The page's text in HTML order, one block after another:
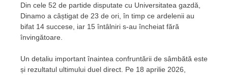
Din cele 52 de partide disputate cu Universitatea gazdă,
Dinamo a câștigat de 23 de ori, în timp ce ardelenii au
bifat 14 succese, iar 15 întâlniri s-au încheiat fără
învingătoare.
Un detaliu important înaintea confruntării de sâmbătă este
și rezultatul ultimului duel direct. Pe 18 aprilie 2026,